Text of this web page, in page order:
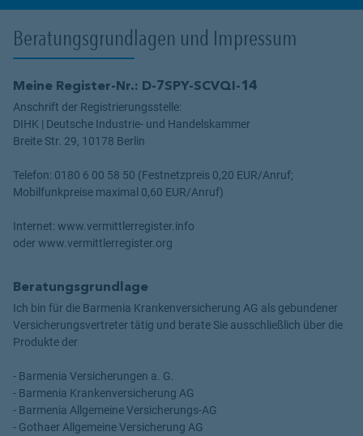
Beratungsgrundlagen und Impressum
Meine Register-Nr.: D-7SPY-SCVQI-14
Anschrift der Registrierungsstelle:
DIHK | Deutsche Industrie- und Handelskammer
Breite Str. 29, 10178 Berlin
Telefon: 0180 6 00 58 50 (Festnetzpreis 0,20 EUR/Anruf;
Mobilfunkpreise maximal 0,60 EUR/Anruf)
Internet: www.vermittlerregister.info
oder www.vermittlerregister.org
Beratungsgrundlage
Ich bin für die Barmenia Krankenversicherung AG als gebundener
Versicherungsvertreter tätig und berate Sie ausschließlich über die
Produkte der
- Barmenia Versicherungen a. G.
- Barmenia Krankenversicherung AG
- Barmenia Allgemeine Versicherungs-AG
- Gothaer Allgemeine Versicherung AG